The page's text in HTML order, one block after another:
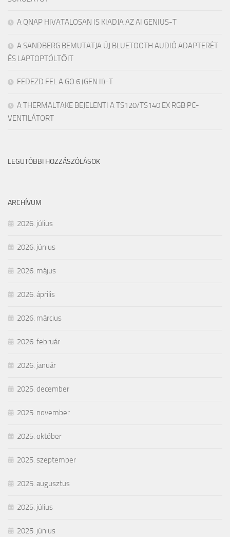
A QNAP HIVATALOSAN IS KIADJA AZ AI GENIUS-T
A SANDBERG BEMUTATJA ÚJ BLUETOOTH AUDIÓ ADAPTERÉT
ÉS LAPTOPTÖLTŐIT
FEDEZD FEL A GO 6 (GEN II)-T
A THERMALTAKE BEJELENTI A TS120/TS140 EX RGB PC-
VENTILÁTORT
LEGUTÓBBI HOZZÁSZÓLÁSOK
ARCHÍVUM
2026. július
2026. június
2026. május
2026. április
2026. március
2026. február
2026. január
2025. december
2025. november
2025. október
2025. szeptember
2025. augusztus
2025. július
2025. június